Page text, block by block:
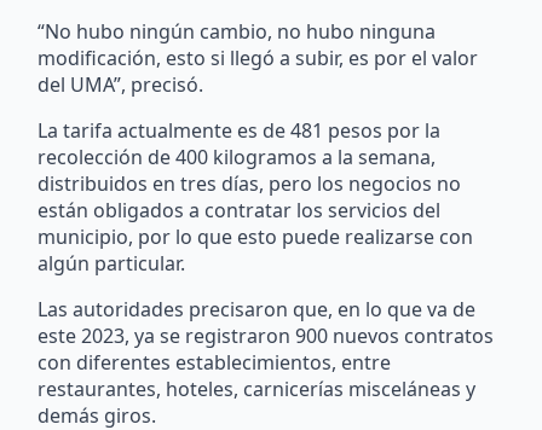
“No hubo ningún cambio, no hubo ninguna
modificación, esto si llegó a subir, es por el valor
del UMA”, precisó.
La tarifa actualmente es de 481 pesos por la
recolección de 400 kilogramos a la semana,
distribuidos en tres días, pero los negocios no
están obligados a contratar los servicios del
municipio, por lo que esto puede realizarse con
algún particular.
Las autoridades precisaron que, en lo que va de
este 2023, ya se registraron 900 nuevos contratos
con diferentes establecimientos, entre
restaurantes, hoteles, carnicerías misceláneas y
demás giros.